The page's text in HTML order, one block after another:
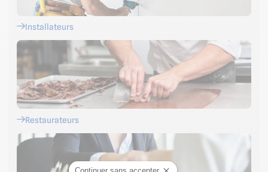
Installateurs
Restaurateurs